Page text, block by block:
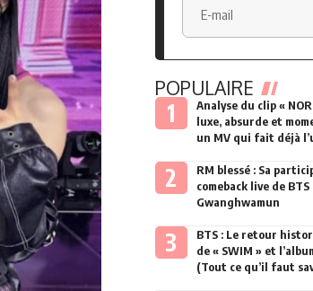
POPULAIRE
Analyse du clip «
luxe, absurde et
un MV qui fait déjà
RM blessé : Sa
comeback live de
Gwanghwamun
BTS : Le retour
de « SWIM » et
(Tout ce qu’il faut